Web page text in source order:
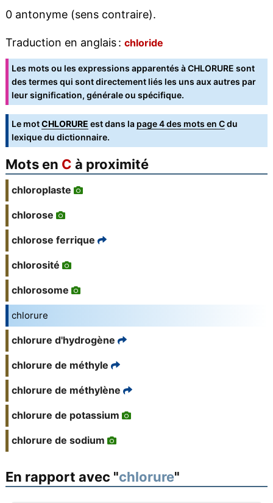
0 antonyme (sens contraire).
Traduction en anglais : chloride
Les mots ou les expressions apparentés à CHLORURE sont
des termes qui sont directement liés les uns aux autres par
leur signification, générale ou spécifique.
Le motCHLORURE est dans la page 4 des mots en Cdu
lexique du dictionnaire.
Mots en C à proximité
chloroplaste
chlorose
chlorose ferrique
chlorosité
chlorosome
chlorure
chlorure d'hydrogène
chlorure de méthyle
chlorure de méthylène
chlorure de potassium
chlorure de sodium
En rapport avec "chlorure"